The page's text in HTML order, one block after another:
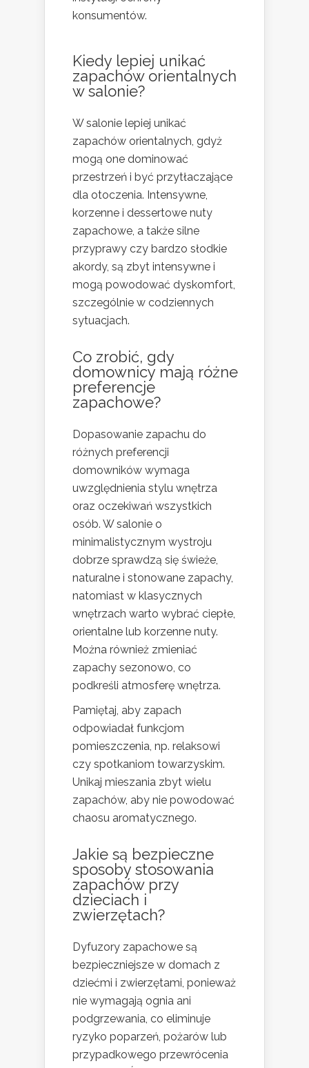
konsumentów.
Kiedy lepiej unikać
zapachów orientalnych
w salonie?
W salonie lepiej unikać
zapachów orientalnych, gdyż
mogą one dominować
przestrzeń i być przytłaczające
dla otoczenia. Intensywne,
korzenne i dessertowe nuty
zapachowe, a także silne
przyprawy czy bardzo słodkie
akordy, są zbyt intensywne i
mogą powodować dyskomfort,
szczególnie w codziennych
sytuacjach.
Co zrobić, gdy
domownicy mają różne
preferencje
zapachowe?
Dopasowanie zapachu do
różnych preferencji
domowników wymaga
uwzględnienia stylu wnętrza
oraz oczekiwań wszystkich
osób. W salonie o
minimalistycznym wystroju
dobrze sprawdzą się świeże,
naturalne i stonowane zapachy,
natomiast w klasycznych
wnętrzach warto wybrać ciepłe,
orientalne lub korzenne nuty.
Można również zmieniać
zapachy sezonowo, co
podkreśli atmosferę wnętrza.
Pamiętaj, aby zapach
odpowiadał funkcjom
pomieszczenia, np. relaksowi
czy spotkaniom towarzyskim.
Unikaj mieszania zbyt wielu
zapachów, aby nie powodować
chaosu aromatycznego.
Jakie są bezpieczne
sposoby stosowania
zapachów przy
dzieciach i
zwierzętach?
Dyfuzory zapachowe są
bezpieczniejsze w domach z
dziećmi i zwierzętami, ponieważ
nie wymagają ognia ani
podgrzewania, co eliminuje
ryzyko poparzeń, pożarów lub
przypadkowego przewrócenia